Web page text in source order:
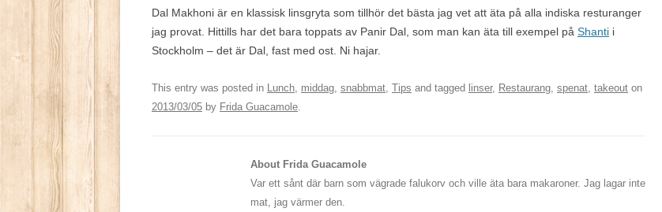
Dal Makhoni är en klassisk linsgryta som tillhör det bästa jag vet att äta på alla indiska resturanger
jag provat. Hittills har det bara toppats av Panir Dal, som man kan äta till exempel på Shanti i
Stockholm – det är Dal, fast med ost. Ni hajar.
This entry was posted in Lunch, middag, snabbmat, Tips and tagged linser, Restaurang, spenat, takeout on
2013/03/05 by Frida Guacamole.
About Frida Guacamole
Var ett sånt där barn som vägrade falukorv och ville äta bara makaroner. Jag lagar inte
mat, jag värmer den.